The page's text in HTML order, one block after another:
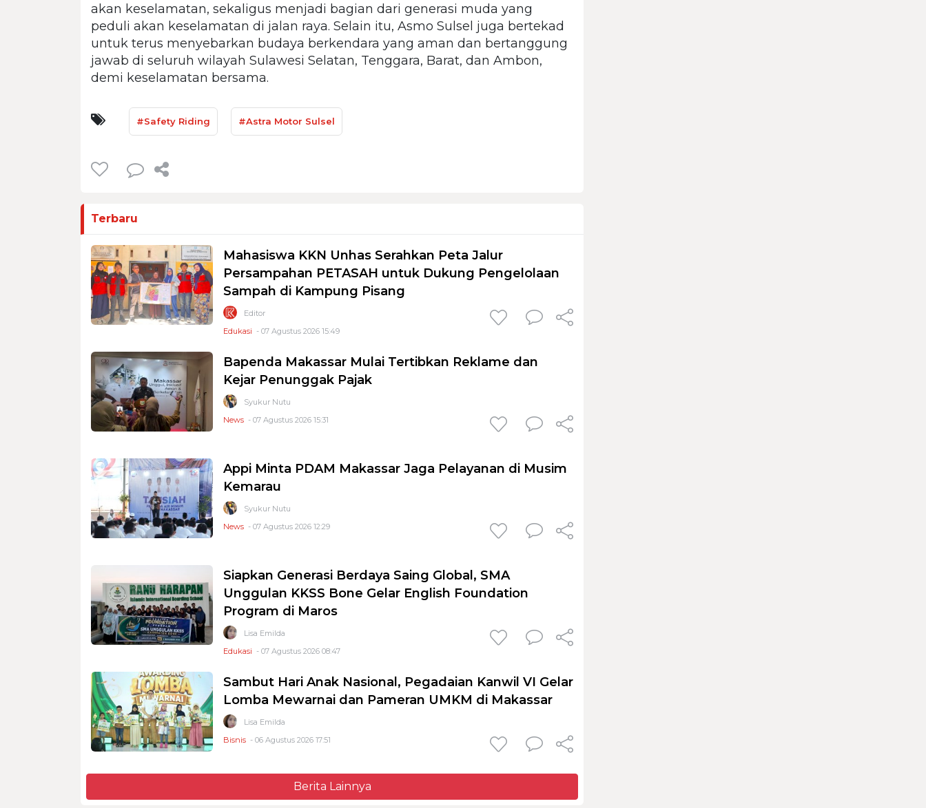
akan keselamatan, sekaligus menjadi bagian dari generasi muda yang
peduli akan keselamatan di jalan raya. Selain itu, Asmo Sulsel juga bertekad
untuk terus menyebarkan budaya berkendara yang aman dan bertanggung
jawab di seluruh wilayah Sulawesi Selatan, Tenggara, Barat, dan Ambon,
demi keselamatan bersama.
#Safety Riding #Astra Motor Sulsel
Terbaru
Mahasiswa KKN Unhas Serahkan Peta Jalur
Persampahan PETASAH untuk Dukung Pengelolaan
Sampah di Kampung Pisang
Editor
Edukasi - 07 Agustus 2026 15:49
Bapenda Makassar Mulai Tertibkan Reklame dan
Kejar Penunggak Pajak
Syukur Nutu
News - 07 Agustus 2026 15:31
Appi Minta PDAM Makassar Jaga Pelayanan di Musim
Kemarau
Syukur Nutu
News - 07 Agustus 2026 12:29
Siapkan Generasi Berdaya Saing Global, SMA
Unggulan KKSS Bone Gelar English Foundation
Program di Maros
Lisa Emilda
Edukasi - 07 Agustus 2026 08:47
Sambut Hari Anak Nasional, Pegadaian Kanwil VI Gelar
Lomba Mewarnai dan Pameran UMKM di Makassar
Lisa Emilda
Bisnis - 06 Agustus 2026 17:51
Berita Lainnya